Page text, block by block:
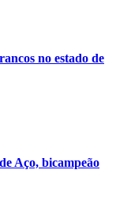
no estado de
Aço, bicampeão